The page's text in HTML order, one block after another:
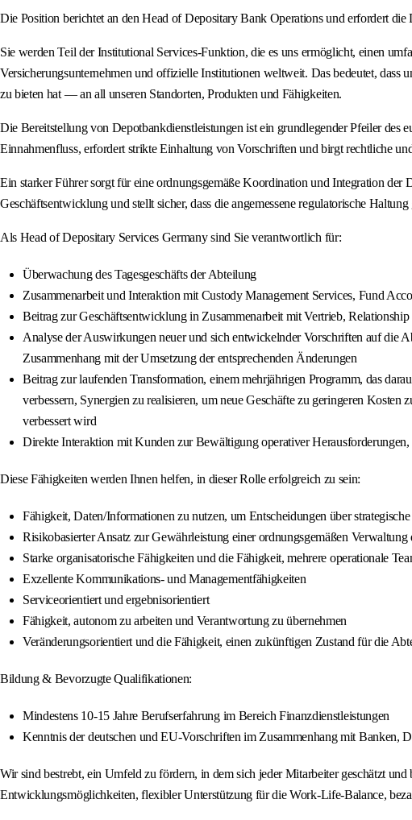
Die Position berichtet an den Head of Depositary Bank Operations und erfordert
Sie werden Teil der Institutional Services-Funktion, die es uns ermöglicht, einen
Versicherungsunternehmen und offizielle Institutionen weltweit. Das bedeutet, dass
zu bieten hat — an all unseren Standorten, Produkten und Fähigkeiten.
Die Bereitstellung von Depotbankdienstleistungen ist ein grundlegender Pfeiler des
Einnahmenfluss, erfordert strikte Einhaltung von Vorschriften und birgt rechtliche
Ein starker Führer sorgt für eine ordnungsgemäße Koordination und Integration
Geschäftsentwicklung und stellt sicher, dass die angemessene regulatorische
Als Head of Depositary Services Germany sind Sie verantwortlich für:
Überwachung des Tagesgeschäfts der Abteilung
Zusammenarbeit und Interaktion mit Custody Management Services, Fund
Beitrag zur Geschäftsentwicklung in Zusammenarbeit mit Vertrieb,
Analyse der Auswirkungen neuer und sich entwickelnder Vorschriften auf die
Zusammenhang mit der Umsetzung der entsprechenden Änderungen
Beitrag zur laufenden Transformation, einem mehrjährigen Programm, das
verbessern, Synergien zu realisieren, um neue Geschäfte zu geringeren
verbessert wird
Direkte Interaktion mit Kunden zur Bewältigung operativer
Diese Fähigkeiten werden Ihnen helfen, in dieser Rolle erfolgreich zu sein:
Fähigkeit, Daten/Informationen zu nutzen, um Entscheidungen über
Risikobasierter Ansatz zur Gewährleistung einer ordnungsgemäßen Verwaltung
Starke organisatorische Fähigkeiten und die Fähigkeit, mehrere operationale
Exzellente Kommunikations- und Managementfähigkeiten
Serviceorientiert und ergebnisorientiert
Fähigkeit, autonom zu arbeiten und Verantwortung zu übernehmen
Veränderungsorientiert und die Fähigkeit, einen zukünftigen Zustand für die
Bildung & Bevorzugte Qualifikationen:
Mindestens 10-15 Jahre Berufserfahrung im Bereich Finanzdienstleistungen
Kenntnis der deutschen und EU-Vorschriften im Zusammenhang mit Banken,
Wir sind bestrebt, ein Umfeld zu fördern, in dem sich jeder Mitarbeiter geschätzt
Entwicklungsmöglichkeiten, flexibler Unterstützung für die Work-Life-Balance,